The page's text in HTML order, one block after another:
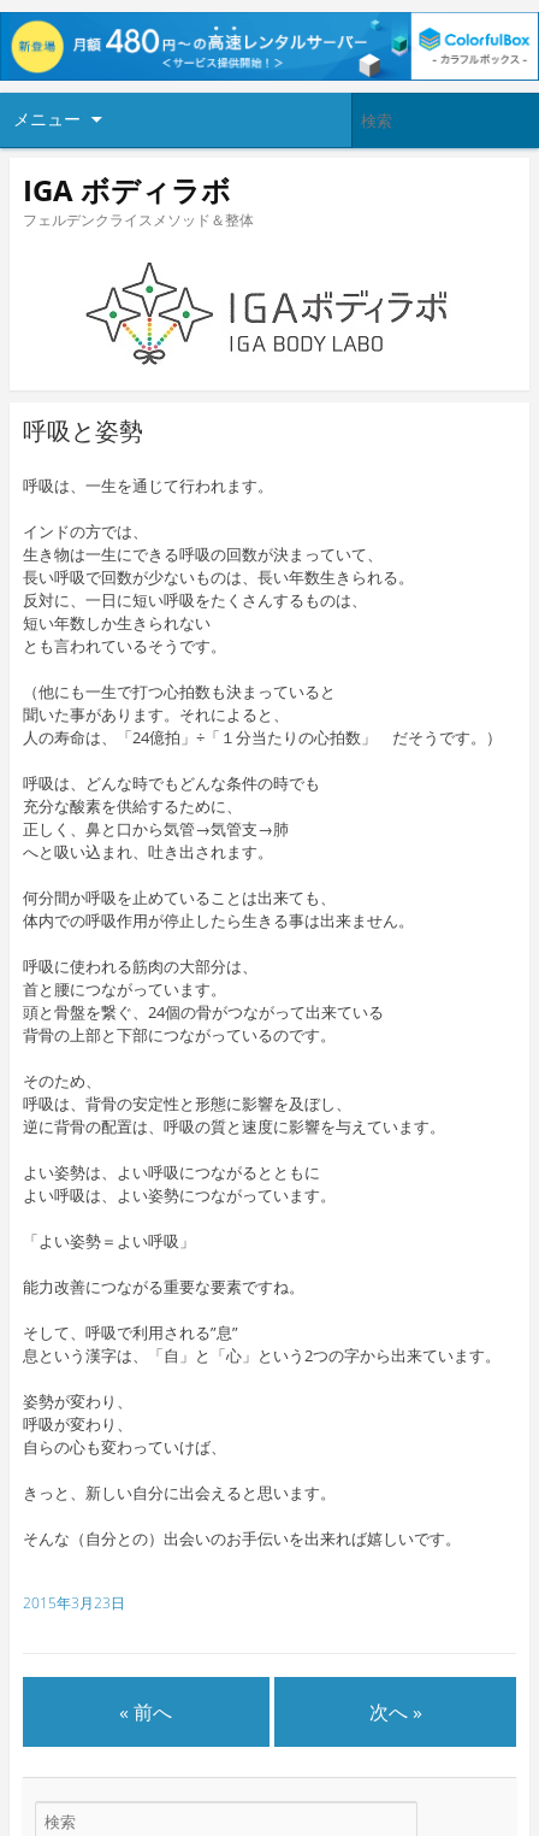
メニュー
IGA ボディラボ
フェルデンクライスメソッド＆整体
呼吸と姿勢
呼吸は、一生を通じて行われます。
インドの方では、
生き物は一生にできる呼吸の回数が決まっていて、
長い呼吸で回数が少ないものは、長い年数生きられる。
反対に、一日に短い呼吸をたくさんするものは、
短い年数しか生きられない
とも言われているそうです。
（他にも一生で打つ心拍数も決まっていると
聞いた事があります。それによると、
人の寿命は、「24億拍」÷「１分当たりの心拍数」 だそうです。）
呼吸は、どんな時でもどんな条件の時でも
充分な酸素を供給するために、
正しく、鼻と口から気管→気管支→肺
へと吸い込まれ、吐き出されます。
何分間か呼吸を止めていることは出来ても、
体内での呼吸作用が停止したら生きる事は出来ません。
呼吸に使われる筋肉の大部分は、
首と腰につながっています。
頭と骨盤を繋ぐ、24個の骨がつながって出来ている
背骨の上部と下部につながっているのです。
そのため、
呼吸は、背骨の安定性と形態に影響を及ぼし、
逆に背骨の配置は、呼吸の質と速度に影響を与えています。
よい姿勢は、よい呼吸につながるとともに
よい呼吸は、よい姿勢につながっています。
「よい姿勢＝よい呼吸」
能力改善につながる重要な要素ですね。
そして、呼吸で利用される”息”
息という漢字は、「自」と「心」という2つの字から出来ています。
姿勢が変わり、
呼吸が変わり、
自らの心も変わっていけば、
きっと、新しい自分に出会えると思います。
そんな（自分との）出会いのお手伝いを出来れば嬉しいです。
2015年3月23日
« 前へ 次へ »